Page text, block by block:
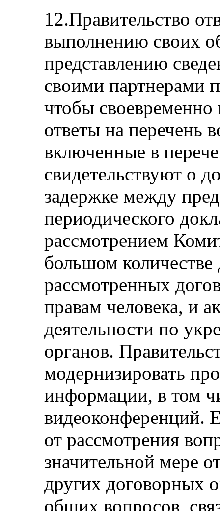
12.Правительство
выполнению своих
представлению
своими партнерами
чтобы своевременно
ответы на перечень
включенные в
свидетельствуют о
задержке между
периодического
рассмотрением
большом
рассмотренных
правам человека, и
деятельности по
органов.
модернизировать
информации, в том
видеоконференций.
от рассмотрения
значительной мере
других договорных
общих вопросов,